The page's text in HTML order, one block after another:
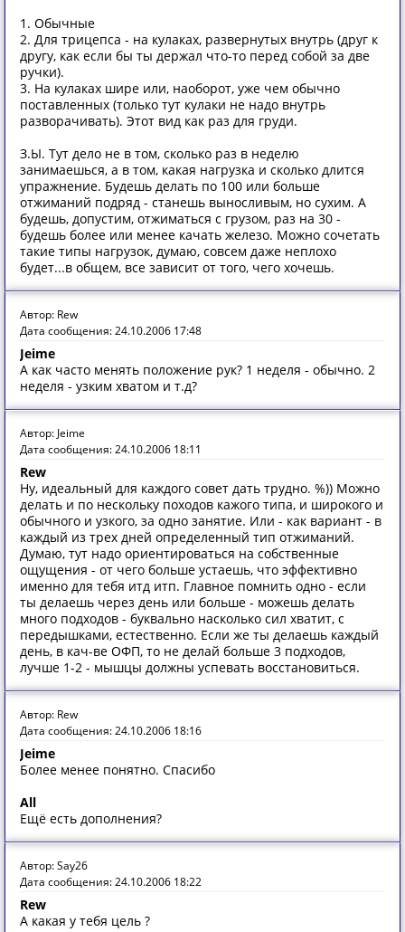
1. Обычные
2. Для трицепса - на кулаках, развернутых внутрь (друг к
другу, как если бы ты держал что-то перед собой за две
ручки).
3. На кулаках шире или, наоборот, уже чем обычно
поставленных (только тут кулаки не надо внутрь
разворачивать). Этот вид как раз для груди.
З.Ы. Тут дело не в том, сколько раз в неделю
занимаешься, а в том, какая нагрузка и сколько длится
упражнение. Будешь делать по 100 или больше
отжиманий подряд - станешь выносливым, но сухим. А
будешь, допустим, отжиматься с грузом, раз на 30 -
будешь более или менее качать железо. Можно сочетать
такие типы нагрузок, думаю, совсем даже неплохо
будет...в общем, все зависит от того, чего хочешь.
Автор: Rew
Дата сообщения: 24.10.2006 17:48
Jeime
А как часто менять положение рук? 1 неделя - обычно. 2
неделя - узким хватом и т.д?
Автор: Jeime
Дата сообщения: 24.10.2006 18:11
Rew
Ну, идеальный для каждого совет дать трудно. %)) Можно
делать и по нескольку походов кажого типа, и широкого и
обычного и узкого, за одно занятие. Или - как вариант - в
каждый из трех дней определенный тип отжиманий.
Думаю, тут надо ориентироваться на собственные
ощущения - от чего больше устаешь, что эффективно
именно для тебя итд итп. Главное помнить одно - если
ты делаешь через день или больше - можешь делать
много подходов - буквально насколько сил хватит, с
передышками, естественно. Если же ты делаешь каждый
день, в кач-ве ОФП, то не делай больше 3 подходов,
лучше 1-2 - мышцы должны успевать восстановиться.
Автор: Rew
Дата сообщения: 24.10.2006 18:16
Jeime
Более менее понятно. Спасибо
All
Ещё есть дополнения?
Автор: Say26
Дата сообщения: 24.10.2006 18:22
Rew
А какая у тебя цель ?